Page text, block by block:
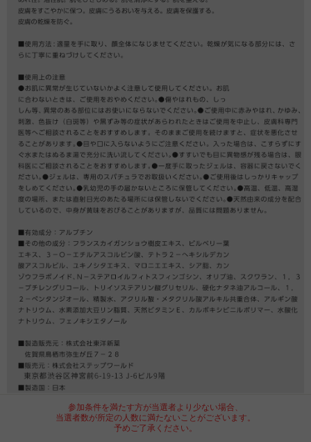
参加条件を満たす方が当選者より少ない場合、
当選者数が所定の人数に満たないことがございます。
予めご了承ください。